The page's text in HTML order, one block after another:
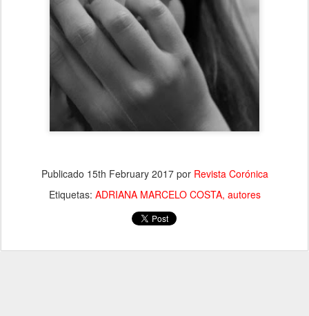
Publicado 15th February 2017por Revista Corónica
Etiquetas: ADRIANA MARCELO COSTA autores